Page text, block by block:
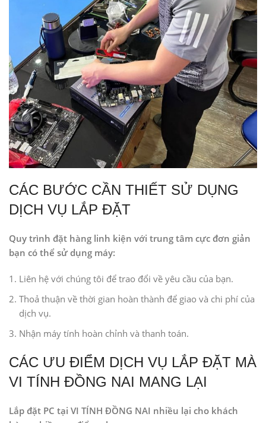
CÁC BƯỚC CẦN THIẾT SỬ DỤNG
DỊCH VỤ LẮP ĐẶT
Quy trình đặt hàng linh kiện với trung tâm cực đơn giản
bạn có thể sử dụng máy:
Liên hệ với chúng tôi để trao đổi về yêu cầu của bạn.
Thoả thuận về thời gian hoàn thành để giao và chi phí của
dịch vụ.
Nhận máy tính hoàn chỉnh và thanh toán.
CÁC ƯU ĐIỂM DỊCH VỤ LẮP ĐẶT MÀ
VI TÍNH ĐỒNG NAI MANG LẠI
Lắp đặt PC tại VI TÍNH ĐỒNG NAI nhiều lại cho khách